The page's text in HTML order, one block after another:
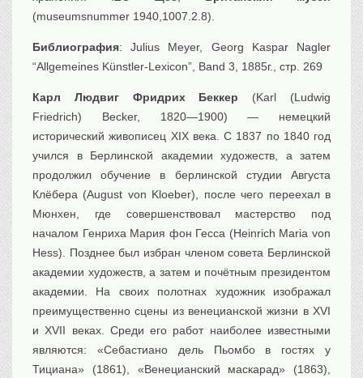
(museumsnummer 1940,1007.2.8).
Библиография: Julius Meyer, Georg Kaspar Nagler
“Allgemeines Künstler-Lexicon”, Band 3, 1885г., стр. 269
Карл Людвиг Фридрих Беккер (Karl (Ludwig
Friedrich) Becker, 1820—1900) — немецкий
исторический живописец XIX века. С 1837 по 1840 год
учился в Берлинской академии художеств, а затем
продолжил обучение в берлинской студии Августа
Клёбера (August von Kloeber), после чего переехал в
Мюнхен, где совершенствовал мастерство под
началом Генриха Мария фон Гесса (Heinrich Maria von
Hess). Позднее был избран членом совета Берлинской
академии художеств, а затем и почётным президентом
академии. На своих полотнах художник изображал
преимущественно сцены из венецианской жизни в XVI
и XVII веках. Среди его работ наиболее известными
являются: «Себастиано дель Пьомбо в гостях у
Тициана» (1861), «Венецианский маскарад» (1863),